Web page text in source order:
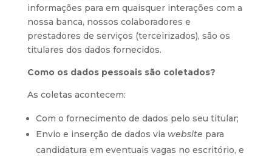
informações para em quaisquer interações com a
nossa banca, nossos colaboradores e
prestadores de serviços (terceirizados), são os
titulares dos dados fornecidos.
Como os dados pessoais são coletados?
As coletas acontecem:
Com o fornecimento de dados pelo seu titular;
Envio e inserção de dados via website para
candidatura em eventuais vagas no escritório, e